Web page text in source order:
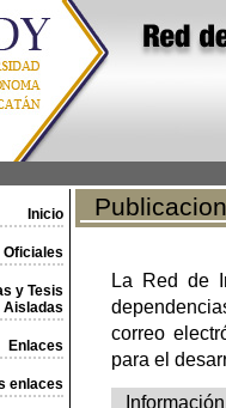
Inicio
Oficiales
y Tesis
Aisladas
Enlaces
enlaces
La Red de
correo
para el
Información